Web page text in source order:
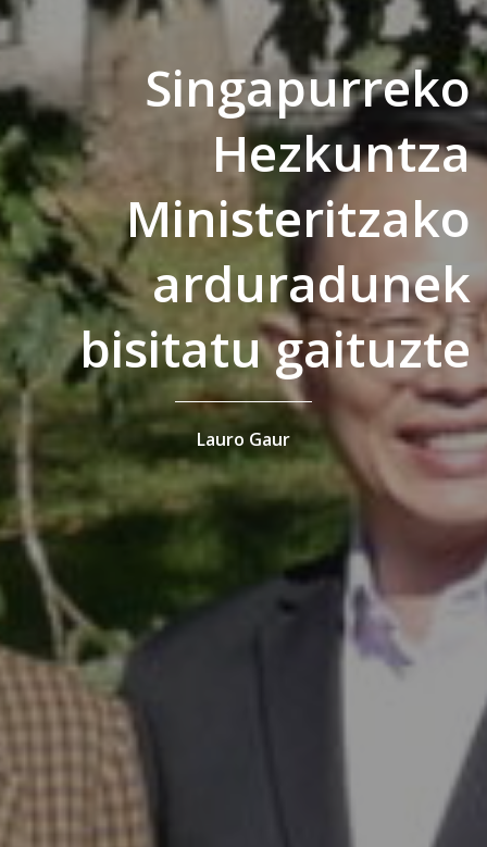
Singapurreko
Hezkuntza
Ministeritzako
arduradunek
bisitatu gaituzte
Lauro Gaur